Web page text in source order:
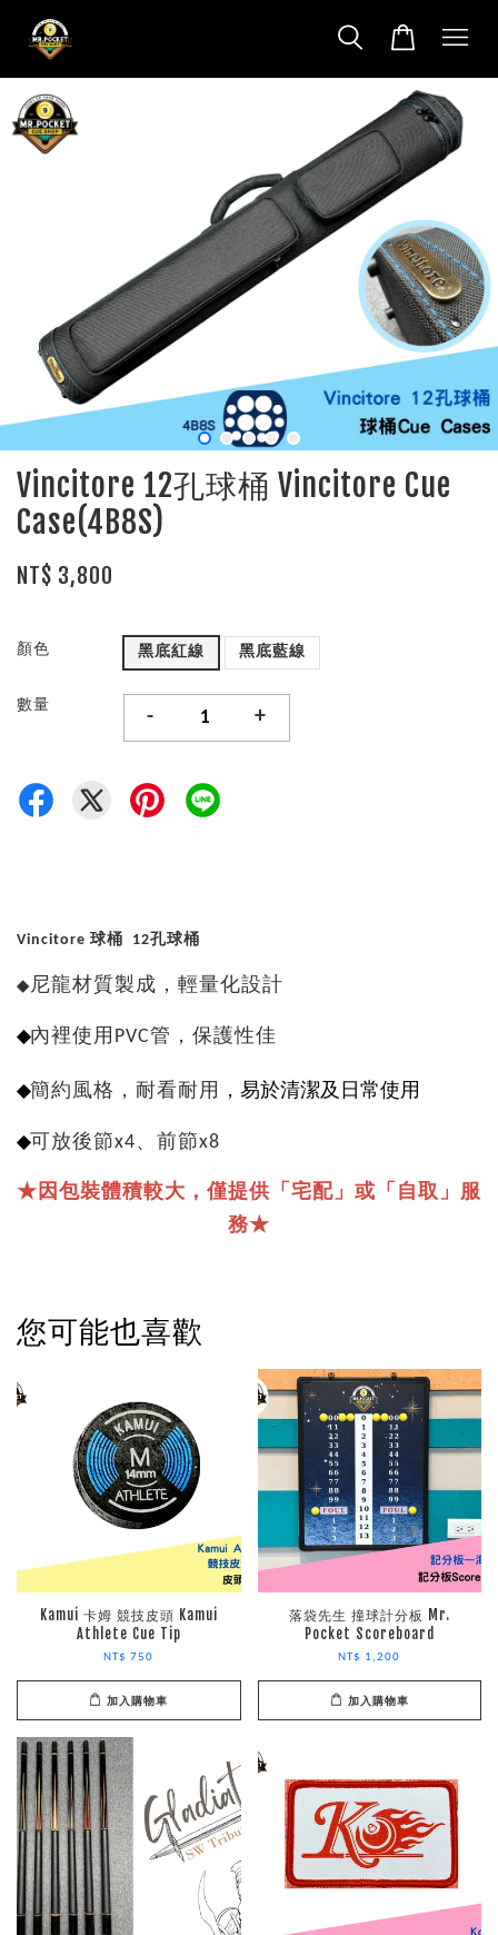
Vincitore 12孔球桶 Vincitore Cue
Case(4B8S)
NT$ 3,800
顏色 黑底紅線 黑底藍線
數量
- +
Vincitore 球桶 12孔球桶
◆尼龍材質製成，輕量化設計
◆內裡使用PVC管，保護性佳
◆簡約風格，耐看耐用 ，易於清潔及日常使用
◆可放後節x4、前節x8
★因包裝體積較大，僅提供「宅配」或「自取」服
務★
您可能也喜歡
Kamui 卡姆 競技皮頭 Kamui
Athlete Cue Tip
NT$ 750
加入購物車
落袋先生 撞球計分板 Mr.
Pocket Scoreboard
NT$ 1,200
加入購物車